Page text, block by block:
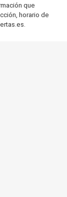
que
horario de